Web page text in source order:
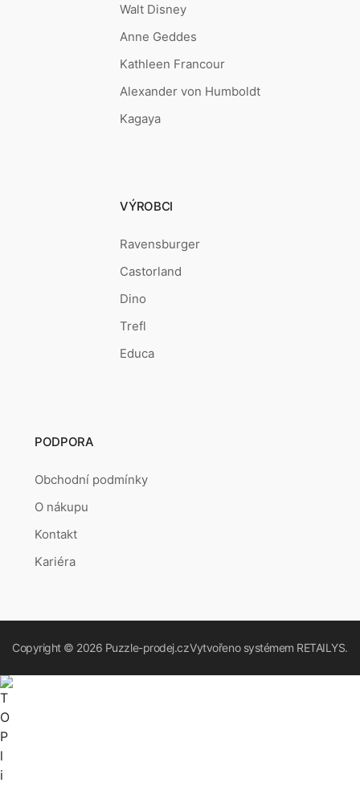
Walt Disney
Anne Geddes
Kathleen Francour
Alexander von Humboldt
Kagaya
VÝROBCI
Ravensburger
Castorland
Dino
Trefl
Educa
PODPORA
Obchodní podmínky
O nákupu
Kontakt
Kariéra
Copyright © 2026 Puzzle-prodej.czVytvořeno systémem RETAILYS.